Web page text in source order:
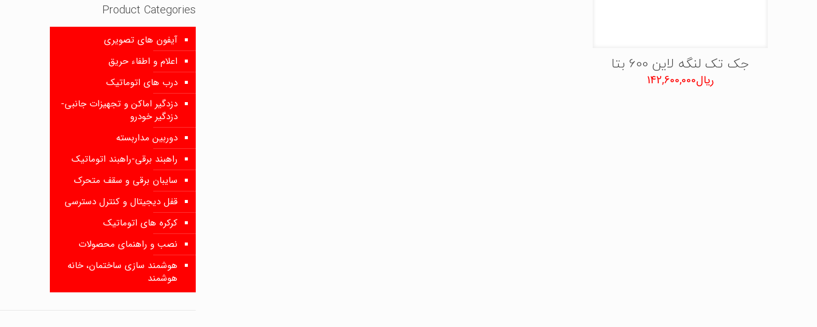
جک تک لنگه لاین 600 بتا
ریال142,600,000
Product Categories
آیفون های تصویری
اعلام و اطفاء حریق
درب های اتوماتیک
دزدگیر اماکن و تجهیزات جانبی-
دزدگیر خودرو
دوربین مداربسته
راهبند برقی-راهبند اتوماتیک
سایبان برقی و سقف متحرک
قفل دیجیتال و کنترل دسترسی
کرکره های اتوماتیک
نصب و راهنمای محصولات
هوشمند سازی ساختمان، خانه
هوشمند